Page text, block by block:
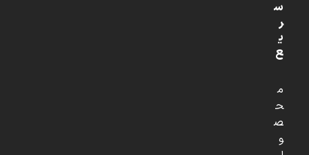
س
ر
ی
ع
م
ح
ص
و